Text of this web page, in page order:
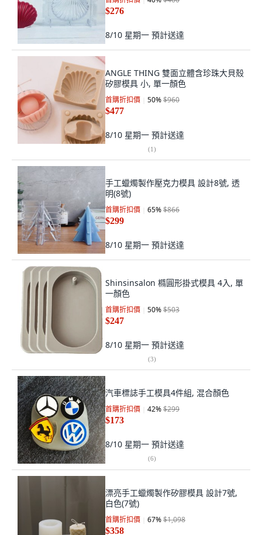
$276
8/10 星期一 預計送達
ANGLE THING 雙面立體含珍珠大貝殼
矽膠模具 小, 單一顏色
首購折扣價 50%$960
$477
8/10 星期一 預計送達
(1)
手工蠟燭製作壓克力模具 設計8號, 透
明(8號)
首購折扣價 65%$866
$299
8/10 星期一 預計送達
Shinsinsalon 橢圓形掛式模具 4入, 單
一顏色
首購折扣價 50%$503
$247
8/10 星期一 預計送達
(3)
汽車標誌手工模具4件組, 混合顏色
首購折扣價 42%$299
$173
8/10 星期一 預計送達
(6)
漂亮手工蠟燭製作矽膠模具 設計7號,
白色(7號)
首購折扣價 67%$1,098
$358